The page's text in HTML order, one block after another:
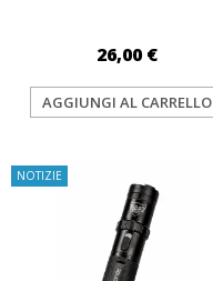
26,00 €
AGGIUNGI AL CARRELLO
NOTIZIE